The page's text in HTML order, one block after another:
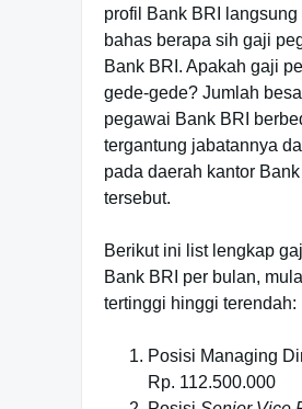
profil Bank BRI langsung
bahas berapa sih gaji
Bank BRI. Apakah gaji
gede-gede? Jumlah
pegawai Bank BRI
tergantung jabatannya
pada daerah kantor Bank
tersebut.
Berikut ini list lengkap
Bank BRI per bulan,
tertinggi hinggi terendah:
Posisi Managing
Rp. 112.500.000